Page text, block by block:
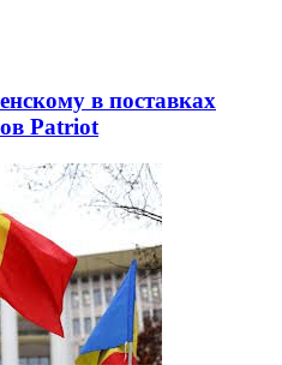
в поставках
Patriot